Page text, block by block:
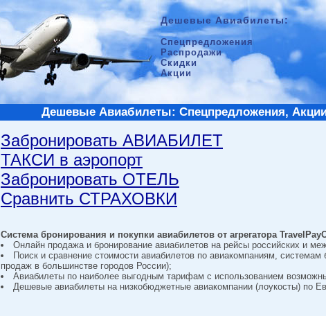
Дешевые Авиабилеты:
Спецпредложения
Распродажи
Скидки
Акции
Дешевые Авиабилеты: Спецпредложения,
Забронировать АВИАБИЛЕТ
ТАКСИ в аэропорт
Забронировать ОТЕЛЬ
Сравнить СТРАХОВКИ
Система бронирования и покупки авиабилетов от агрегатора
Онлайн продажа и бронирование авиабилетов на рейсы российских и
Поиск и сравнение стоимости авиабилетов по авиакомпаниям,
продаж в большинстве городов России);
Авиабилеты по наиболее выгодным тарифам с использованием
Дешевые авиабилеты на низкобюджетные авиакомпании (лоукосты) по